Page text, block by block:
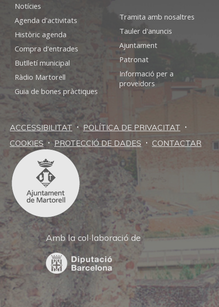
Notícies
Agenda d'activitats
Històric agenda
Compra d'entrades
Butlletí municipal
Ràdio Martorell
Guia de bones pràctiques
Tramita amb nosaltres
Tauler d'anuncis
Ajuntament
Patronat
Informació per a
proveïdors
ACCESSIBILITAT · POLÍTICA DE PRIVACITAT ·
COOKIES · PROTECCIÓ DE DADES · CONTACTAR
Amb la col·laboració de